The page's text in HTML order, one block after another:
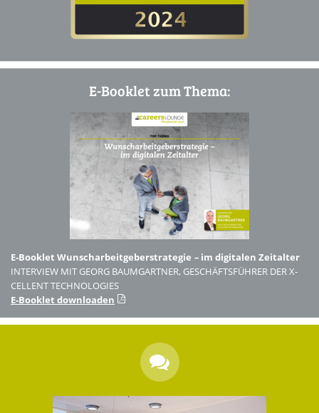
E-Booklet zum Thema:
E-Booklet Wunscharbeitgeberstrategie – im digitalen Zeitalter
INTERVIEW MIT GEORG BAUMGARTNER, GESCHÄFTSFÜHRER DER X-
CELLENT TECHNOLOGIES
E-Booklet downloaden